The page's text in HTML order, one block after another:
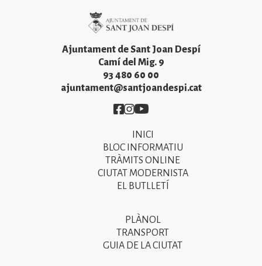
Ajuntament de Sant Joan Despí
Camí del Mig. 9
93 480 60 00
ajuntament@santjoandespi.cat
Imatge
Imatge
Imatge
INICI
BLOC INFORMATIU
TRÀMITS ONLINE
CIUTAT MODERNISTA
EL BUTLLETÍ
PLÀNOL
TRANSPORT
GUIA DE LA CIUTAT